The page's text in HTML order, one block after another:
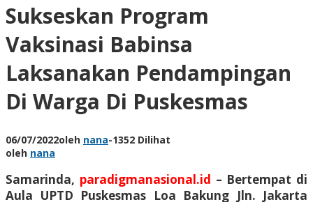
Sukseskan Program
Vaksinasi Babinsa
Laksanakan Pendampingan
Di Warga Di Puskesmas
06/07/2022oleh nana-1352 Dilihat
oleh nana
Samarinda, paradigmanasional.id – Bertempat di
Aula UPTD Puskesmas Loa Bakung Jln. Jakarta